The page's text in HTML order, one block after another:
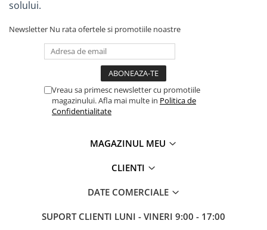
Accesorii lavoare
Accesorii rezervoare si vase WC
Accesorii cazi si cabine de dus
Articole sanitare
Uscatoare pentru maini
Echipamente pentru irigatii
Kit irigare gazon
Teava pentru irigatii
Banda de picurare
solului.
Newsletter Nu rata ofertele si promotiile noastre
Vreau sa primesc newsletter cu promotiile
magazinului. Afla mai multe in Politica de
Confidentialitate
MAGAZINUL MEU
CLIENTI
DATE COMERCIALE
SUPORT CLIENTI LUNI - VINERI 9:00 - 17:00